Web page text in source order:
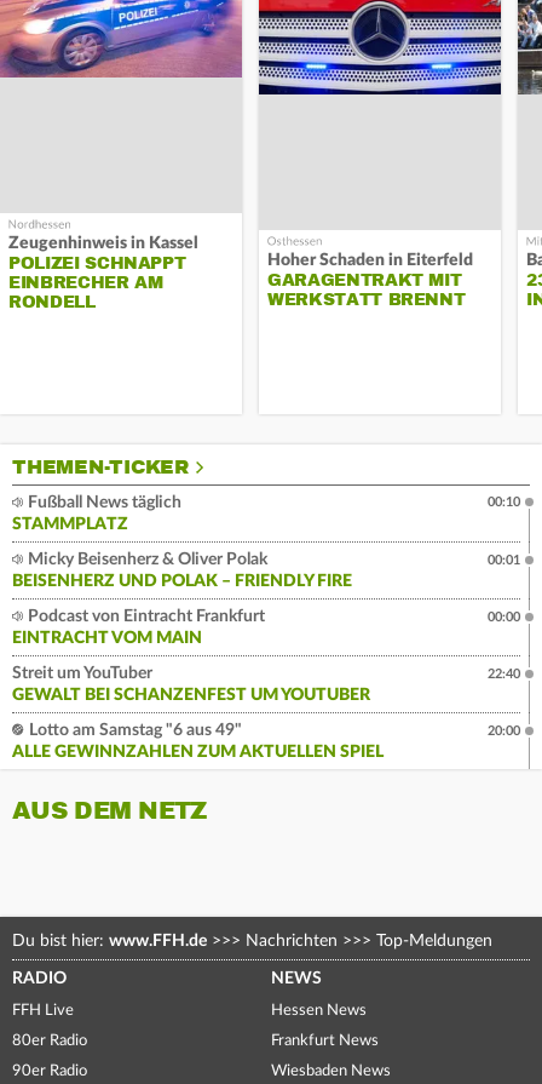
Zeugenhinweis in Kassel
POLIZEI SCHNAPPT
EINBRECHER AM
RONDELL
Hoher Schaden in Eiterfeld
GARAGENTRAKT MIT
WERKSTATT BRENNT
THEMEN-TICKER
Fußball News täglich
STAMMPLATZ
00:10
Micky Beisenherz & Oliver Polak
BEISENHERZ UND POLAK – FRIENDLY FIRE
00:01
Podcast von Eintracht Frankfurt
EINTRACHT VOM MAIN
00:00
Streit um YouTuber
GEWALT BEI SCHANZENFEST UM YOUTUBER
22:40
Lotto am Samstag "6 aus 49"
ALLE GEWINNZAHLEN ZUM AKTUELLEN SPIEL
20:00
AUS DEM NETZ
Du bist hier: www.FFH.de >>> Nachrichten >>> Top-Meldungen
RADIO
FFH Live
80er Radio
90er Radio
NEWS
Hessen News
Frankfurt News
Wiesbaden News